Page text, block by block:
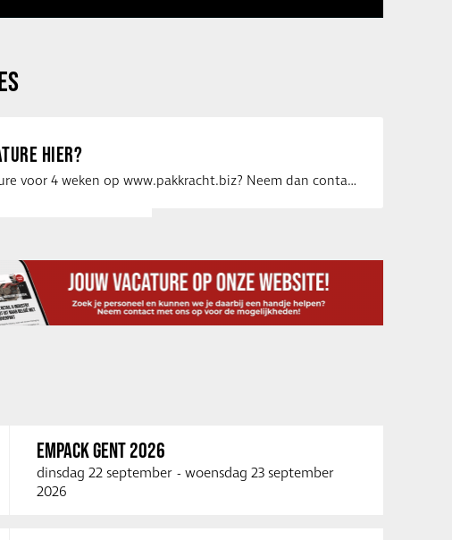
HIER?
Uw vacature voor 4 weken op www.pakkracht.biz? Neem dan contact op met Yannick van …
EMPACK GENT 2026
dinsdag 22 september - woensdag 23 september
2026